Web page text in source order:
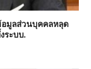
อมูลส่วนบุคคลหลุด
ระบบ.